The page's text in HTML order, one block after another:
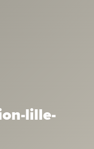
lille-